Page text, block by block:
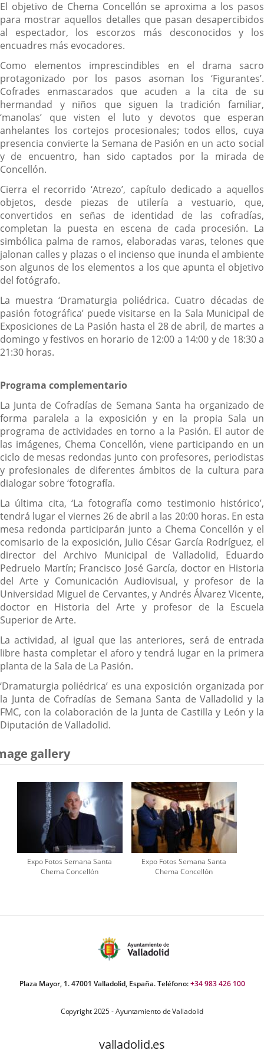
El objetivo de Chema Concellón se aproxima a los pasos
para mostrar aquellos detalles que pasan desapercibidos
al espectador, los escorzos más desconocidos y los
encuadres más evocadores.
Como elementos imprescindibles en el drama sacro
protagonizado por los pasos asoman los ‘Figurantes’.
Cofrades enmascarados que acuden a la cita de su
hermandad y niños que siguen la tradición familiar,
‘manolas’ que visten el luto y devotos que esperan
anhelantes los cortejos procesionales; todos ellos, cuya
presencia convierte la Semana de Pasión en un acto social
y de encuentro, han sido captados por la mirada de
Concellón.
Cierra el recorrido ‘Atrezo’, capítulo dedicado a aquellos
objetos, desde piezas de utilería a vestuario, que,
convertidos en señas de identidad de las cofradías,
completan la puesta en escena de cada procesión. La
simbólica palma de ramos, elaboradas varas, telones que
jalonan calles y plazas o el incienso que inunda el ambiente
son algunos de los elementos a los que apunta el objetivo
del fotógrafo.
La muestra ‘Dramaturgia poliédrica. Cuatro décadas de
pasión fotográfica’ puede visitarse en la Sala Municipal de
Exposiciones de La Pasión hasta el 28 de abril, de martes a
domingo y festivos en horario de 12:00 a 14:00 y de 18:30 a
21:30 horas.
Programa complementario
La Junta de Cofradías de Semana Santa ha organizado de
forma paralela a la exposición y en la propia Sala un
programa de actividades en torno a la Pasión. El autor de
las imágenes, Chema Concellón, viene participando en un
ciclo de mesas redondas junto con profesores, periodistas
y profesionales de diferentes ámbitos de la cultura para
dialogar sobre ‘fotografía.
La última cita, ‘La fotografía como testimonio histórico’,
tendrá lugar el viernes 26 de abril a las 20:00 horas. En esta
mesa redonda participarán junto a Chema Concellón y el
comisario de la exposición, Julio César García Rodríguez, el
director del Archivo Municipal de Valladolid, Eduardo
Pedruelo Martín; Francisco José García, doctor en Historia
del Arte y Comunicación Audiovisual, y profesor de la
Universidad Miguel de Cervantes, y Andrés Álvarez Vicente,
doctor en Historia del Arte y profesor de la Escuela
Superior de Arte.
La actividad, al igual que las anteriores, será de entrada
libre hasta completar el aforo y tendrá lugar en la primera
planta de la Sala de La Pasión.
‘Dramaturgia poliédrica’ es una exposición organizada por
la Junta de Cofradías de Semana Santa de Valladolid y la
FMC, con la colaboración de la Junta de Castilla y León y la
Diputación de Valladolid.
gallery
Expo Fotos Semana Santa
Chema Concellón
Expo Fotos Semana Santa
Chema Concellón
Plaza Mayor, 1. 47001 Valladolid, España. Teléfono:+34 983 426 100
Copyright 2025 - Ayuntamiento de Valladolid
valladolid.es